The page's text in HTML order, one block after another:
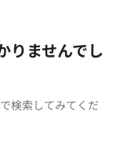
りませんでし
検索してみてくだ